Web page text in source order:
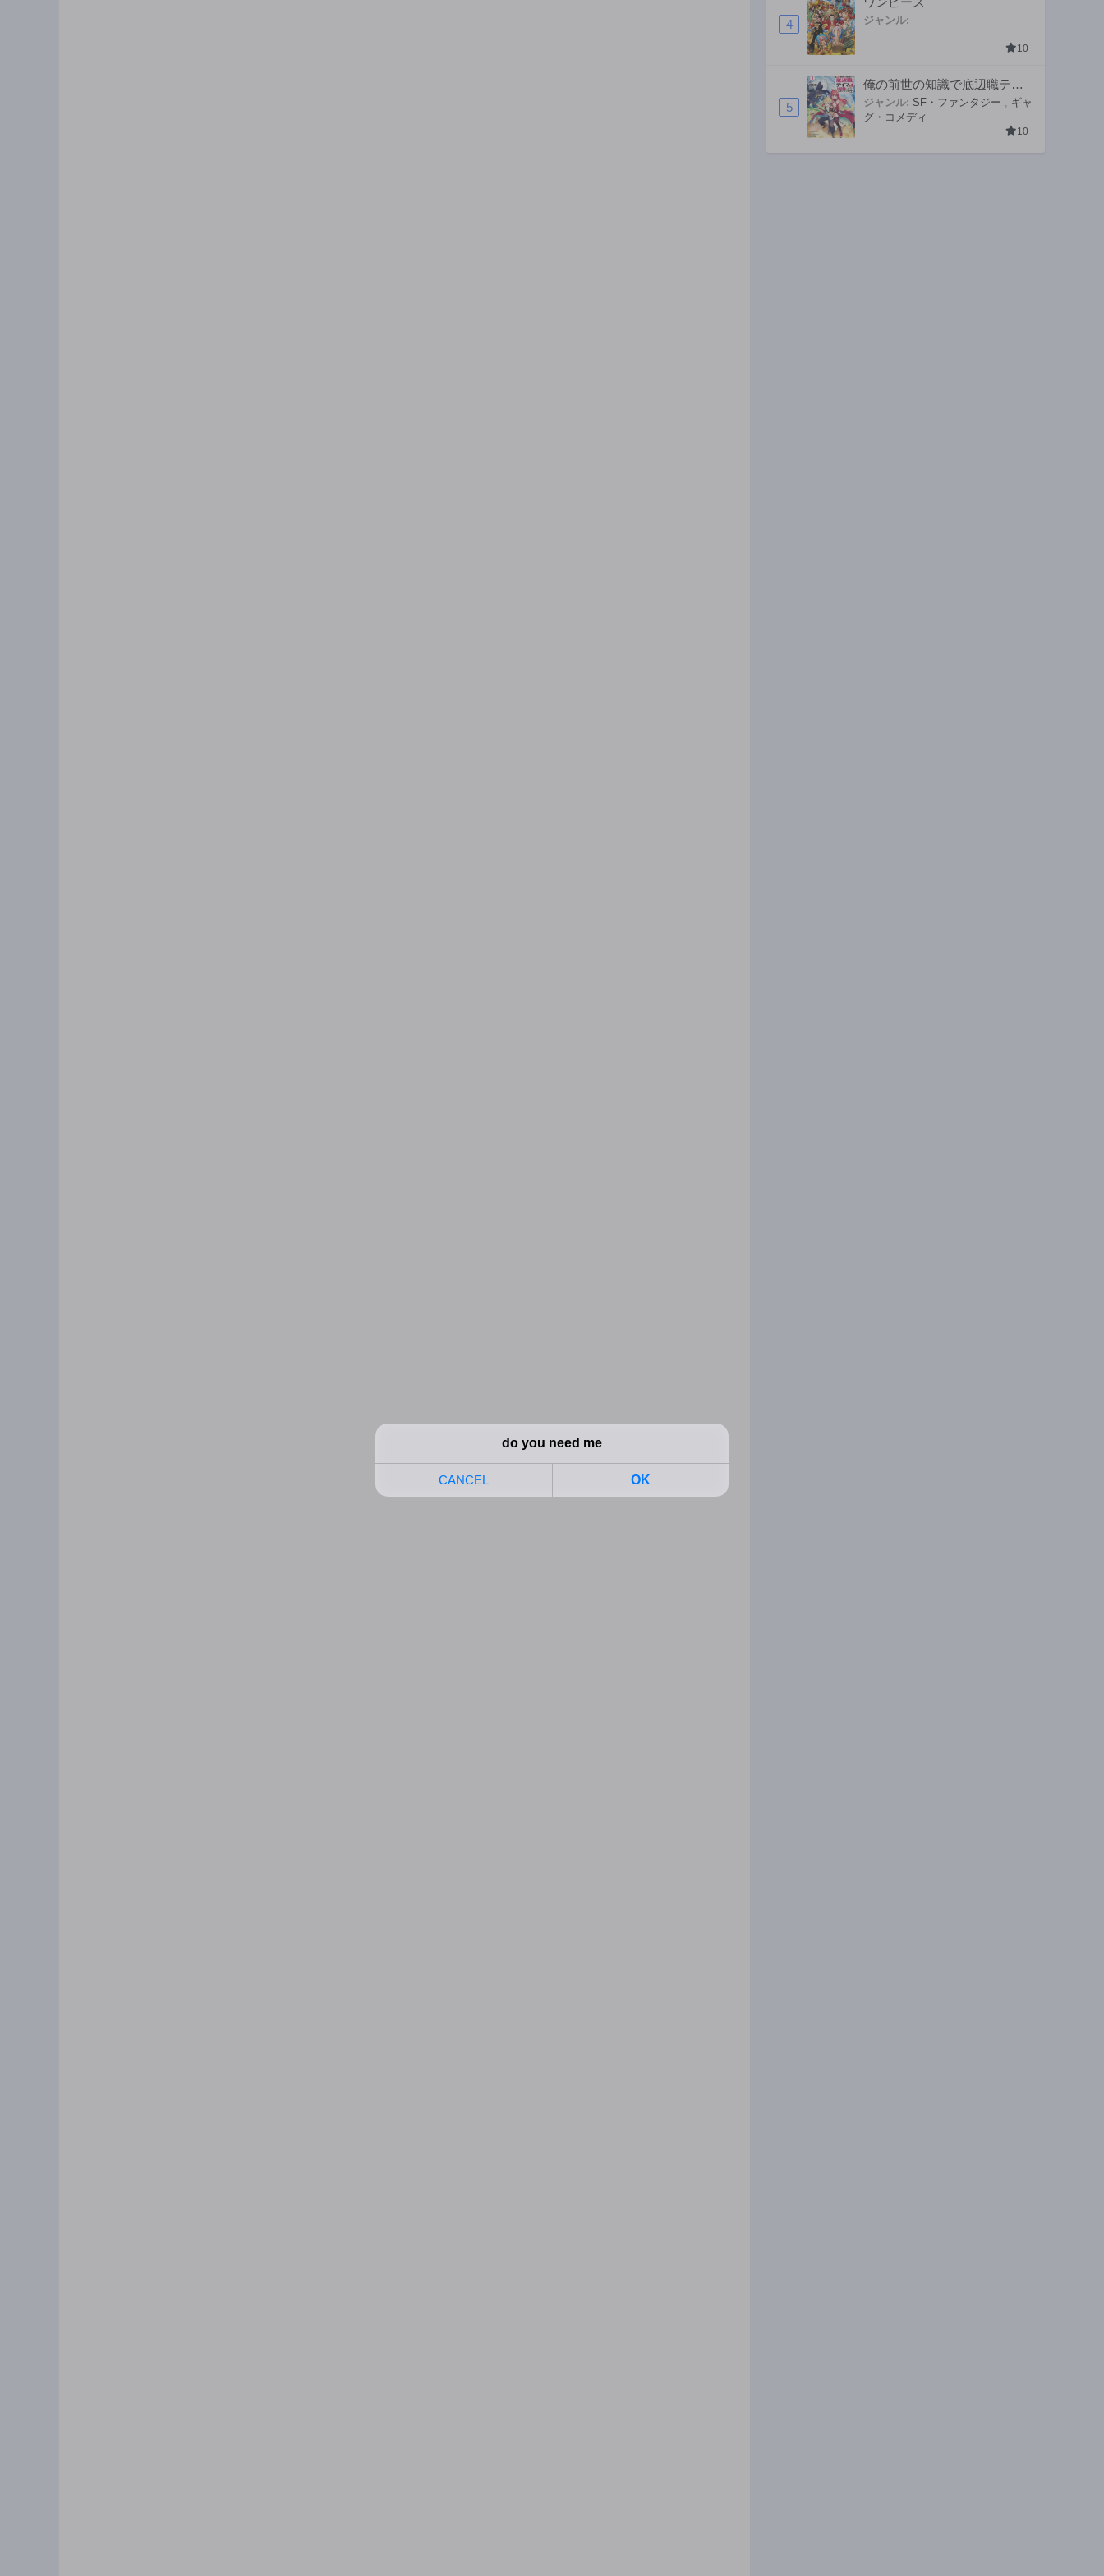
4 ジャンル:
10
5
俺の前世の知識で底辺職テイ
マーが上級職になってしまい
そうな件
ジャンル: SF・ファンタジー , ギャ
グ・コメディ
10